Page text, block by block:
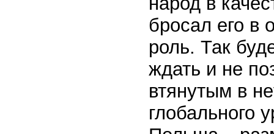
бросал его в
роль. Так
ждать и не
втянутым в
глобального